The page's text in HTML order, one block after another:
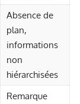
Absence de
plan,
informations
non
hiérarchisées
Remarque